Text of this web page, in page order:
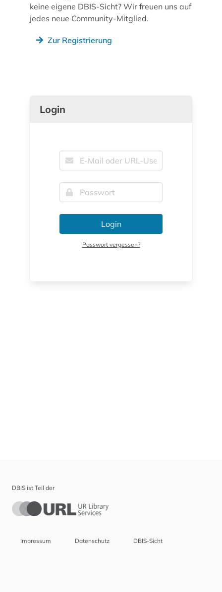
keine eigene DBIS-Sicht? Wir freuen uns auf
jedes neue Community-Mitglied.
Zur Registrierung
Login
Login
Passwort vergessen?
DBIS ist Teil der
Impressum Datenschutz DBIS-Sicht